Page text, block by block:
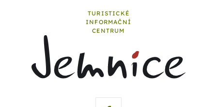
TURISTICKÉ
INFORMAČNÍ
CENTRUM